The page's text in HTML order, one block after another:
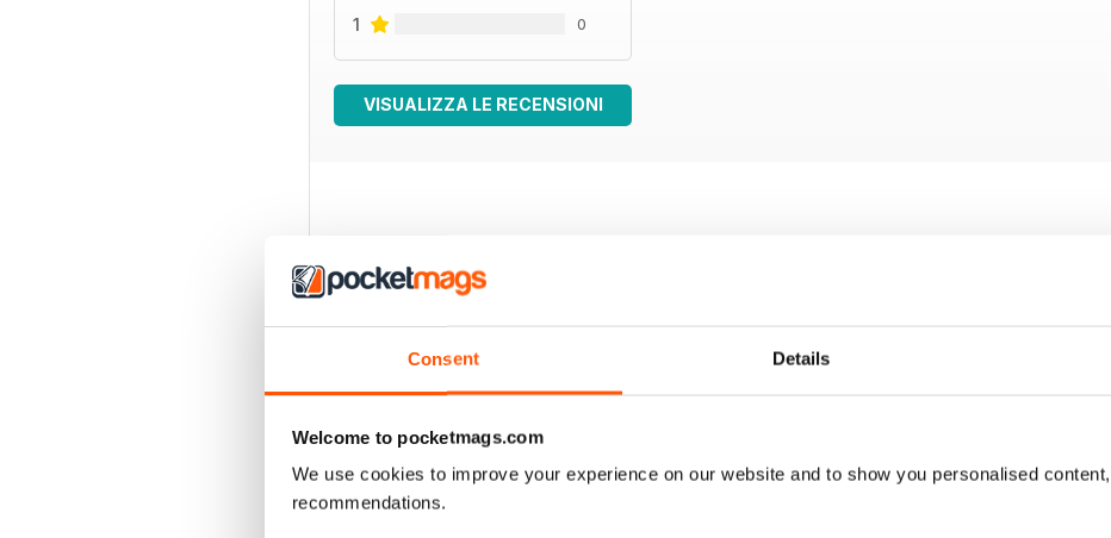
Consent Details
Welcome to pocketmags.com
We use cookies to improve your experience on our website and to show you personalised
recommendations.
1 0
VISUALIZZA LE RECENSIONI